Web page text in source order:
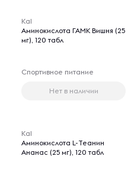
Kal
Аминокислота ГАМК Вишня (25
мг), 120 табл
Спортивное питание
Нет в наличии
Kal
Аминокислота L-Теанин
Ананас (25 мг), 120 табл